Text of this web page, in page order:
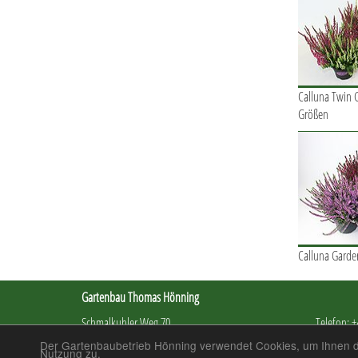
Der Gartenbaubetrieb Hönning verwendet Cookies, um
Nutzung zu.
Calluna Twin
Größen
Calluna
Gartenbau Thomas Hönning
Schmalkuhler Weg 70
47608 Geldern
Telefon:
Telefax: